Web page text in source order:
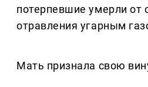
потерпевшие умерли от
отравления угарным
Мать признала свою